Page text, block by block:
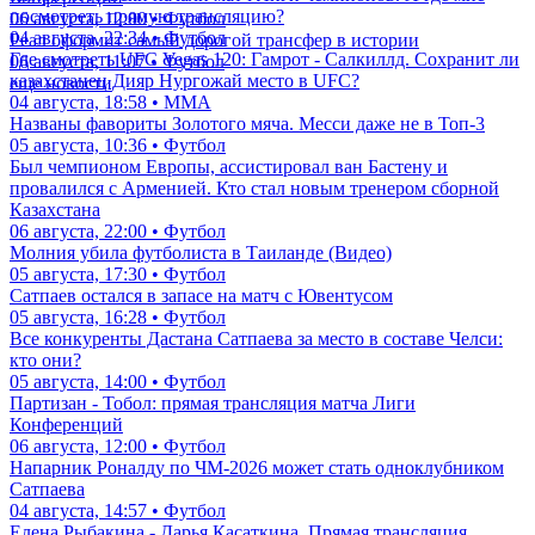
06 августа, 12:00 • Футбол
Реал оформит самый дорогой трансфер в истории
06 августа, 11:07 • Футбол
еще новости
посмотреть прямую трансляцию?
04 августа, 22:34 • Футбол
Где смотреть UFC Vegas 120: Гамрот - Салкиллд. Сохранит ли
казахстанец Дияр Нургожай место в UFC?
04 августа, 18:58 • ММА
Названы фавориты Золотого мяча. Месси даже не в Топ-3
05 августа, 10:36 • Футбол
Был чемпионом Европы, ассистировал ван Бастену и
провалился с Арменией. Кто стал новым тренером сборной
Казахстана
06 августа, 22:00 • Футбол
Молния убила футболиста в Таиланде (Видео)
05 августа, 17:30 • Футбол
Сатпаев остался в запасе на матч с Ювентусом
05 августа, 16:28 • Футбол
Все конкуренты Дастана Сатпаева за место в составе Челси:
кто они?
05 августа, 14:00 • Футбол
Партизан - Тобол: прямая трансляция матча Лиги
Конференций
06 августа, 12:00 • Футбол
Напарник Роналду по ЧМ-2026 может стать одноклубником
Сатпаева
04 августа, 14:57 • Футбол